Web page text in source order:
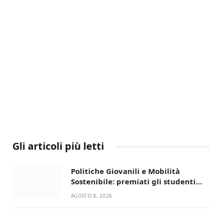
Gli articoli più letti
Politiche Giovanili e Mobilità
Sostenibile: premiati gli studenti
universitari del bando “La strada
AGOSTO 8, 2026